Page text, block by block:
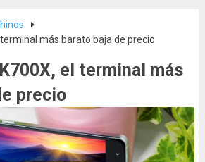
terminal más barato baja de precio
el terminal más
precio